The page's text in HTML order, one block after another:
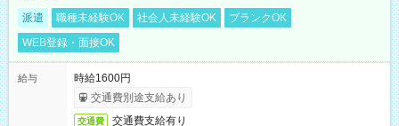
派遣 職種未経験OK 社会人未経験OK
ブランクOK
WEB登録・面接OK
給与
時給1600円
交通費別途支給あり
交通費 交通費支給有り